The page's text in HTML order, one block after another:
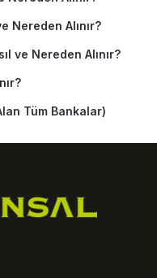
Nereden Alınır?
ve Nereden Alınır?
Tüm Bankalar)